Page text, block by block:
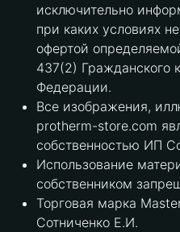
исключительно
при каких условиях
офертой
437(2) Гражданского
Федерации.
Все изображения,
protherm-store.com
собственностью ИП
Использование
собственником
Торговая марка
Сотниченко Е.И.